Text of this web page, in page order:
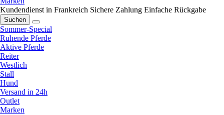
Kundendienst in Frankreich Sichere Zahlung Einfache Rückgabe
Suchen
Sommer-Special
Ruhende Pferde
Aktive Pferde
Reiter
Westlich
Stall
Hund
Versand in 24h
Outlet
Marken